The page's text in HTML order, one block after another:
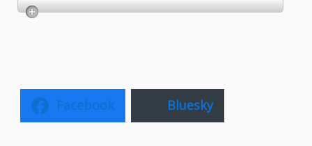
Facebook Bluesky